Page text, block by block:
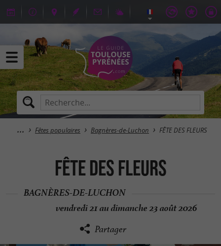
Fêtes populaires Bagnères-de-Luchon FÊTE DES FLEURS
FÊTE DES FLEURS
BAGNÈRES-DE-LUCHON
vendredi 21 au dimanche 23 août 2026
Partager